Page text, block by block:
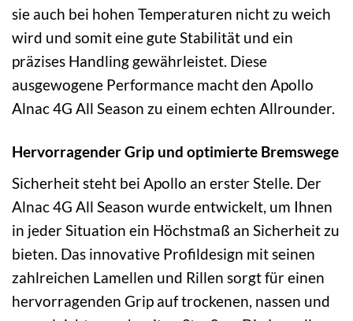
sie auch bei hohen Temperaturen nicht zu weich
wird und somit eine gute Stabilität und ein
präzises Handling gewährleistet. Diese
ausgewogene Performance macht den Apollo
Alnac 4G All Season zu einem echten Allrounder.
Hervorragender Grip und optimierte Bremswege
Sicherheit steht bei Apollo an erster Stelle. Der
Alnac 4G All Season wurde entwickelt, um Ihnen
in jeder Situation ein Höchstmaß an Sicherheit zu
bieten. Das innovative Profildesign mit seinen
zahlreichen Lamellen und Rillen sorgt für einen
hervorragenden Grip auf trockenen, nassen und